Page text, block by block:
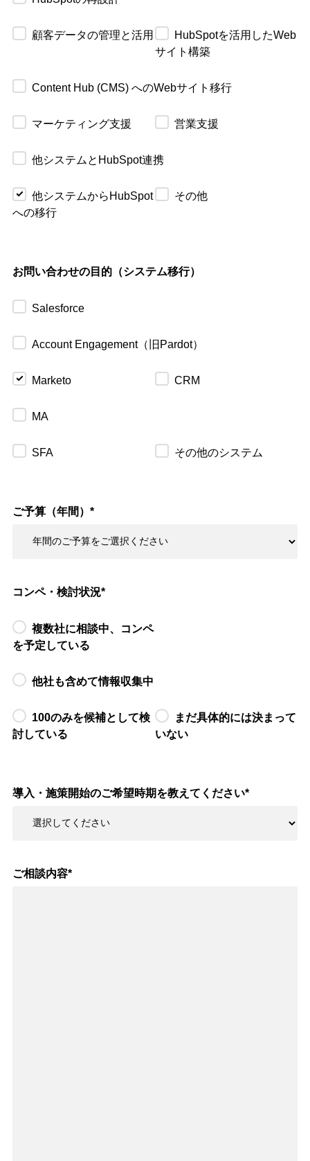
顧客データの管理と活用
HubSpotを活用したWeb
サイト構築
Content Hub (CMS) へのWebサイト移行
マーケティング支援 営業支援
他システムとHubSpot連携
他システムからHubSpot
への移行
その他
お問い合わせの目的（システム移行）
Salesforce
Account Engagement（旧Pardot）
Marketo CRM
MA
SFA その他のシステム
ご予算（年間） *
コンペ・検討状況*
複数社に相談中、コンペ
を予定している
他社も含めて情報収集中
100のみを候補として検
討している
まだ具体的には決まって
いない
導入・施策開始のご希望時期を教えてください*
ご相談内容*